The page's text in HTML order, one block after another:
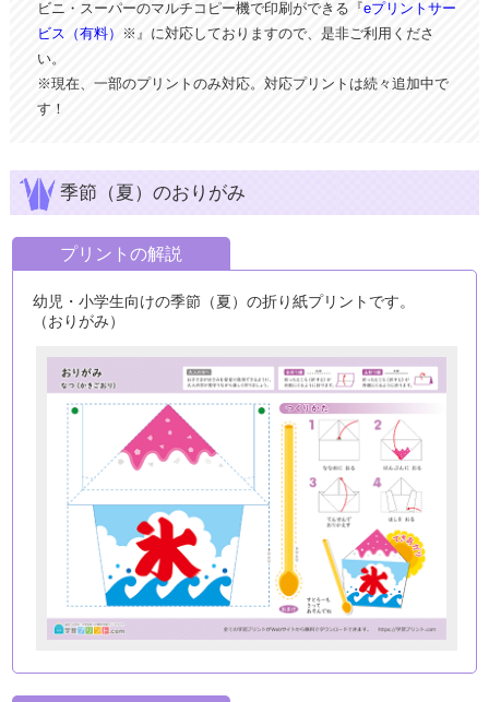
ビニ・スーパーのマルチコピー機で印刷ができる『eプリントサー
ビス（有料）
※』に対応しておりますので、是非ご利用くださ
い。
※現在、一部のプリントのみ対応。対応プリントは続々追加中で
す！
季節（夏）のおりがみ
プリントの解説
幼児・小学生向けの季節（夏）の折り紙プリントです。
（おりがみ）